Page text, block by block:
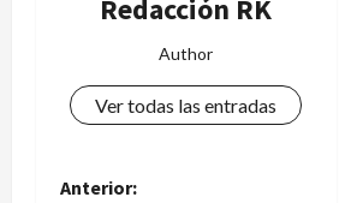
Redacción RK
Author
Ver todas las entradas
Anterior: